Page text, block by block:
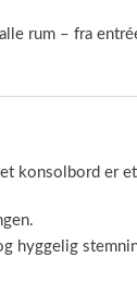
rum – fra
konsolbord er
hyggelig